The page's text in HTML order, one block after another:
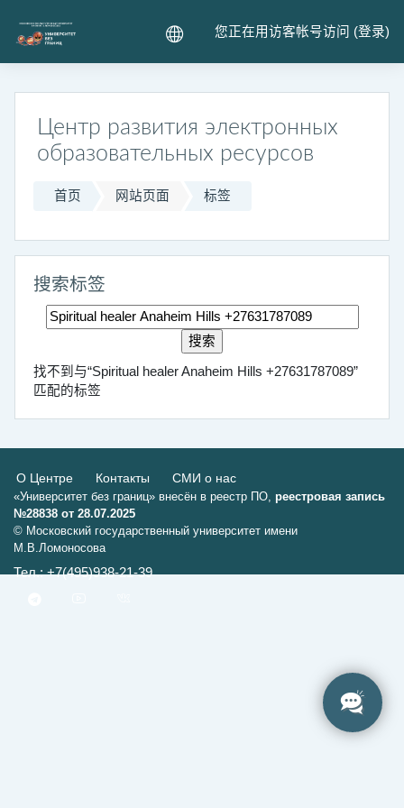
您正在用访客帐号访问 (登录)
Центр развития электронных
образовательных ресурсов
首页 网站页面 标签
搜索标签
搜索标签
找不到与“Spiritual healer Anaheim Hills +27631787089”
匹配的标签
О Центре Контакты СМИ о нас
«Университет без границ» внесён в реестр ПО, реестровая запись
№28838 от 28.07.2025
© Московский государственный университет имени
М.В.Ломоносова
Тел.: +7(495)938-21-39